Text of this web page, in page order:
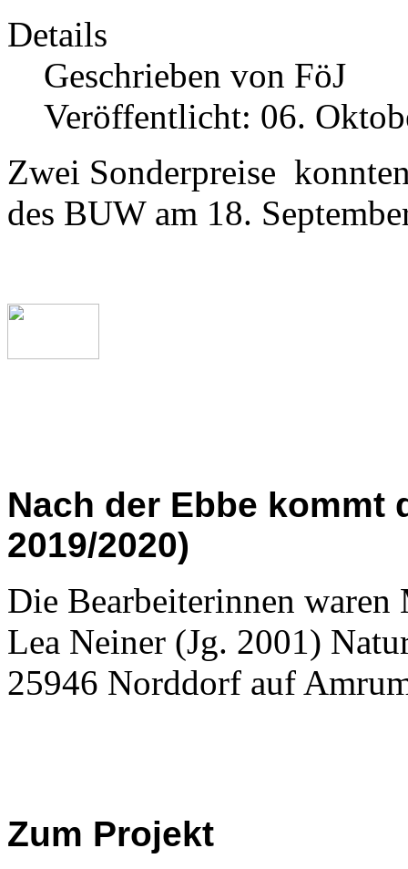
Details
Geschrieben von FöJ
Veröffentlicht: 06.
Zwei Sonderpreise
des BUW am 18.
Nach der Ebbe kommt
2019/2020)
Die Bearbeiterinnen
Lea Neiner (Jg. 2001)
25946 Norddorf auf
Zum Projekt